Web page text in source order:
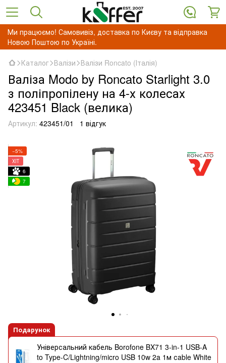
Ми працюємо! Самовивіз, доставка по Києву та відправка
Новою Поштою по Україні.
Каталог Валізи Валізи Roncato (Італія)
Валіза Modo by Roncato Starlight 3.0
з поліпропілену на 4-х колесах
423451 Black (велика)
Артикул: 423451/01 1 відгук
−5%
ХІТ
6
7
Подарунок
Універсальний кабель Borofone BX71 3-in-1 USB-A
to Type-C/Lightning/micro USB 10w 2a 1м сable White